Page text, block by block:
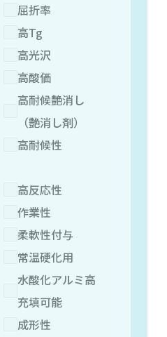
屈折率
高Tg
高光沢
高酸価
高耐候艶消し
（艶消し剤）
高耐候性
高反応性
作業性
柔軟性付与
常温硬化用
水酸化アルミ高
充填可能
成形性